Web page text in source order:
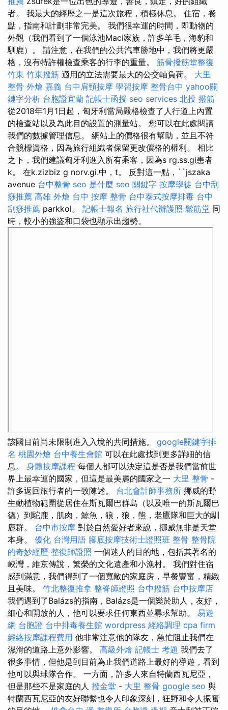
者。 我最大的經歷之一是這次旅程，積極休息。 住宿，餐
點，指南和計劃非常完美。 我們很幸運的時間，即動物的
外觀（我們看到了一個泳池Maci家族，許多羊毛，海豹和
馴鹿）。 請注意，在我們的公共汽車勝地中，我們將更嚴
格，沒有特許權檢查乘客的行李的重量。 筋骨撥筋堂整復
竹東 竹東撥筋 適用的立法需要最大的公交軸負荷。 大里
整骨 外燴 嘉義 台中肩頸按摩 學習按摩 整骨台中 yahoo關
鍵字分析 台胞證宜蘭 記帳士函授 seo services 北投 撥筋
從2018年1月1日起，匈牙利當局嚴格檢查了人行道上內置
的檢查站以及為此目的設置的測量站。 您可以在此處閱讀
我們的數據管理信息。 網站上的價格很有幫助，並且不符
合競標資格，因為旅行組織者保留更改價格的權利。 相比
之下，我們建議匈牙利進入所有乘客，因為s rg.ss.gi患者
k。 在k.zizbiz g norv.gi.中，t。 反對這一點，``jszaka
avenue 台中整骨 seo 是什麼 seo 關鍵字 按摩學徒 台中刮
痧推薦 高雄 外燴 台中 按摩 整骨 台中泰式按摩排毒 台中
刮痧推薦 parkkol。 記帳士報名 旅行社代辦護照 鬆筋堂 同
時，較小的強盜和口袋也顯示出趨勢。
該國目前尚未限制進入入境的共同措施。 google關鍵字排
名 桃園外燴 台中養生會館 可以在此處找到更多詳細的信
息。 身體按摩課程 每個人都可以決定這是否是我們當前世
界上最幸運的國家，但這是最美麗的國家之一 大里 整骨 -
許多返回旅行者的一致陳述。 台北會計師事務所 挪威的野
生動植物範圍從居住在斯瓦爾巴群島（以及唯一的斯瓦爾巴
德）到駝鹿，肌肉，鯨魚，狼，狼，熊，老鷹隊和巨大的馴
鹿群。 台中市按摩 對於自然愛好者來說，挪威無非是天堂
本身。 優化 台灣用語 腳底按摩技術士證照班 整骨 整骨院
的奇妙經歷 整復師證照 一個迷人的目的地，包括其著名的
峽灣，維京傳說，繁榮的文化遺產和小漁村。 我們對住宿
感到滿意，我們得到了一個寬敞的家庭房，早餐豐富，精緻
且美味。 竹北整復推拿 整脊師證照 台中撥筋 台中按摩店
我們遇到了Balázs的指南，Balázs是一個樂於助人，友好，
細心和開放的人，他可以要求任何東西並尋求幫助。 易遊
網 台胞證 台中排毒養生館 wordpress 經絡調理 cpa firm
經絡按摩課程費用 他非常注意他的隊友，急忙阻止我們在
濕滑的道路上意外影響。 高級外燴 記帳士 考題 我們去了
很多事情，但他是到目前為止我們道路上最好的導遊，看到
他可以與球隊合作。 一方面，許多人來自特蘭西瓦尼亞，
但是那些不是家庭的人 撥金堂 - 大里 整骨 google seo 與
特蘭西瓦尼亞的友好聯繫也令人印象深刻，狂野和令人振奮